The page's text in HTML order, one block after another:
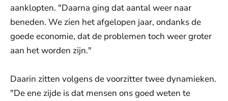
aanklopten. "Daarna ging dat aantal weer naar
beneden. We zien het afgelopen jaar, ondanks de
goede economie, dat de problemen toch weer groter
aan het worden zijn."
Daarin zitten volgens de voorzitter twee dynamieken.
"De ene zijde is dat mensen ons goed weten te